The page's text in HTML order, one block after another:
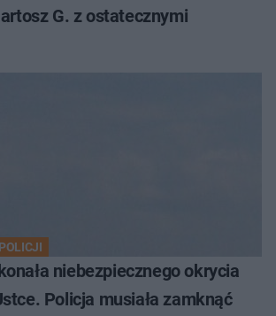
G. z ostatecznymi
niebezpiecznego okrycia
Policja musiała zamknąć